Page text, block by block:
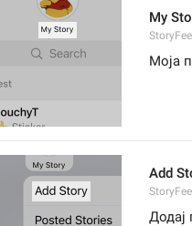
My
Моја
Add
Додај